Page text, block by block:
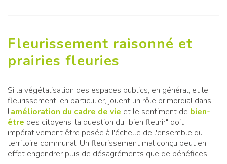
Fleurissement raisonné et
prairies fleuries
Si la végétalisation des espaces publics, en général, et le
fleurissement, en particulier, jouent un rôle primordial dans
l'amélioration du cadre de vie et le sentiment de bien-
être des citoyens, la question du "bien fleurir" doit
impérativement être posée à l'échelle de l'ensemble du
territoire communal. Un fleurissement mal conçu peut en
effet engendrer plus de désagréments que de bénéfices.